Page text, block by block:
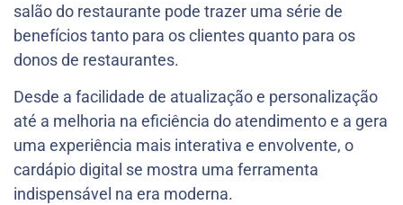
salão do restaurante pode trazer uma série de
benefícios tanto para os clientes quanto para os
donos de restaurantes.
Desde a facilidade de atualização e personalização
até a melhoria na eficiência do atendimento e a gera
uma experiência mais interativa e envolvente, o
cardápio digital se mostra uma ferramenta
indispensável na era moderna.